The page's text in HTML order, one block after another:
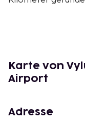
Jangtse – 18,6 km
Chongqing
Tieshanping
Karte von
Airport
Adresse